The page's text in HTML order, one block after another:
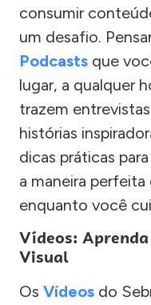
consumir
um desafio.
Podcasts que
lugar, a qualquer
trazem
histórias
dicas práticas
a maneira
enquanto você
Vídeos:
Visual
Os Vídeos do